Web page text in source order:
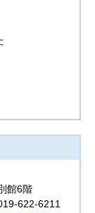
館6階
622-6211